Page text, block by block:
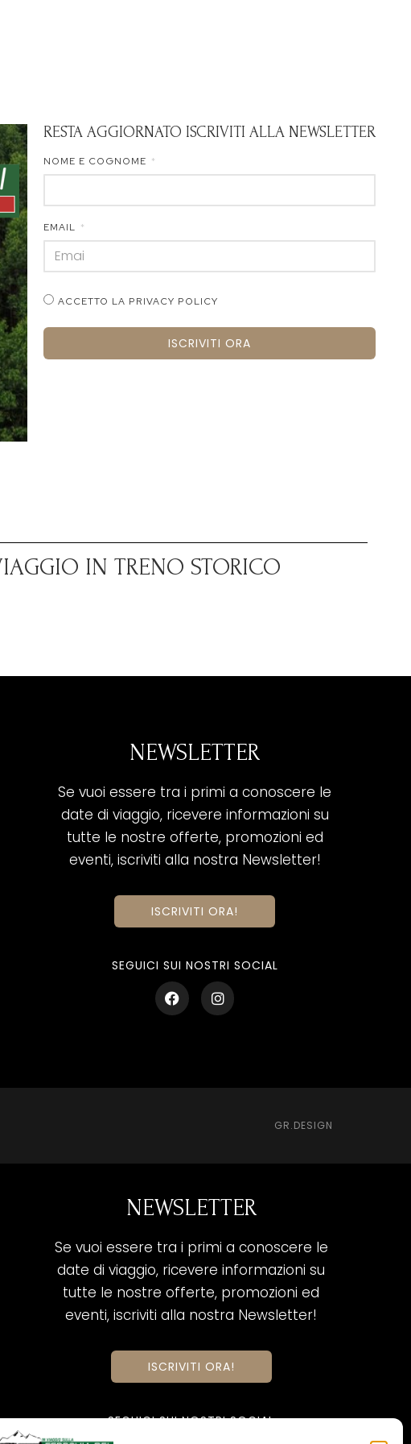
RESTA AGGIORNATO ISCRIVITI ALLA NEWSLETTER
NOME E COGNOME
EMAIL
ACCETTO LA PRIVACY POLICY
ISCRIVITI ORA
IN TRENO STORICO
NEWSLETTER
Se vuoi essere tra i primi a conoscere le
date di viaggio, ricevere informazioni su
tutte le nostre offerte, promozioni ed
eventi, iscriviti alla nostra Newsletter!
ISCRIVITI ORA!
SEGUICI SUI NOSTRI SOCIAL
GR.DESIGN
NEWSLETTER
Se vuoi essere tra i primi a conoscere le
date di viaggio, ricevere informazioni su
tutte le nostre offerte, promozioni ed
eventi, iscriviti alla nostra Newsletter!
ISCRIVITI ORA!
SEGUICI SUI NOSTRI SOCIAL